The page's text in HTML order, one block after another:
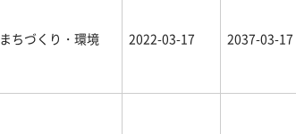
まちづくり・環境 2022-03-17 2037-03-17